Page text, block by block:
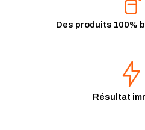
Des produits 100%
Résultat